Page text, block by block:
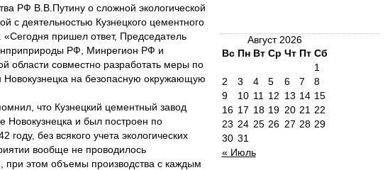
РФ В.В.Путину о сложной экологической
с деятельностью Кузнецкого цементного
«Сегодня пришел ответ, Председатель
РФ, Минрегион РФ и
области совместно разработать меры по
на безопасную окружающую
что Кузнецкий цементный завод
Новокузнецка и был построен по
году, без всякого учета экологических
вообще не проводилось
при этом объемы производства с каждым
Август 2026
Вс Пн Вт Ср Чт Пт Сб
« Июль
1
2
3 4 5 6 7
8
9
10 11 12 13 14 15
16 17 18 19 20 21 22
23 24 25 26 27 28 29
30 31